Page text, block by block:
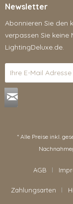
Newsletter
Abonnieren Sie den
verpassen Sie
LightingDeluxe.de.
* Alle Preise inkl.
AGB
Zahlungsarten